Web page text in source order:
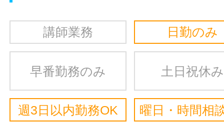
講師業務 日勤のみ
早番勤務のみ 土日祝休み
週3日以内勤務OK 曜日・時間相